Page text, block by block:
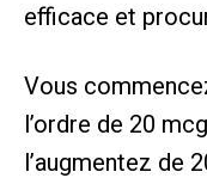
efficace et
Vous
l’ordre de 20
l’augmentez de